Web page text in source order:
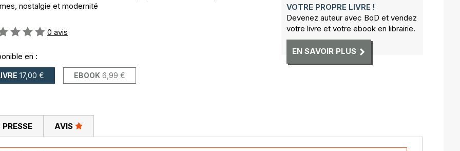
nostalgie et modernité
0 avis
en :
17,00 € EBOOK 6,99 €
VOTRE PROPRE LIVRE !
Devenez auteur avec BoD et vendez
votre livre et votre ebook en librairie.
EN SAVOIR PLUS
AVIS